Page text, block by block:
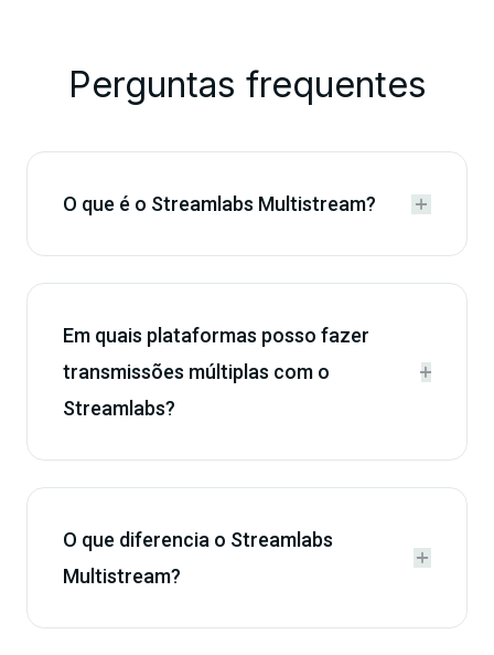
Perguntas frequentes
O que é o Streamlabs Multistream? 

Em quais plataformas posso fazer
transmissões múltiplas com o
Streamlabs?


O que diferencia o Streamlabs
Multistream?

